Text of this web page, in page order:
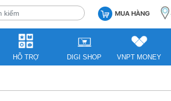
MUA HÀNG
HỖ TRỢ DIGI SHOP VNPT MONEY